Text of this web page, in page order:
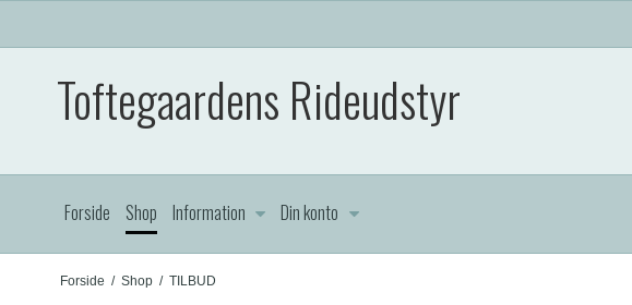
Toftegaardens Rideudstyr
Forside Shop Information Din konto
Forside / Shop / TILBUD